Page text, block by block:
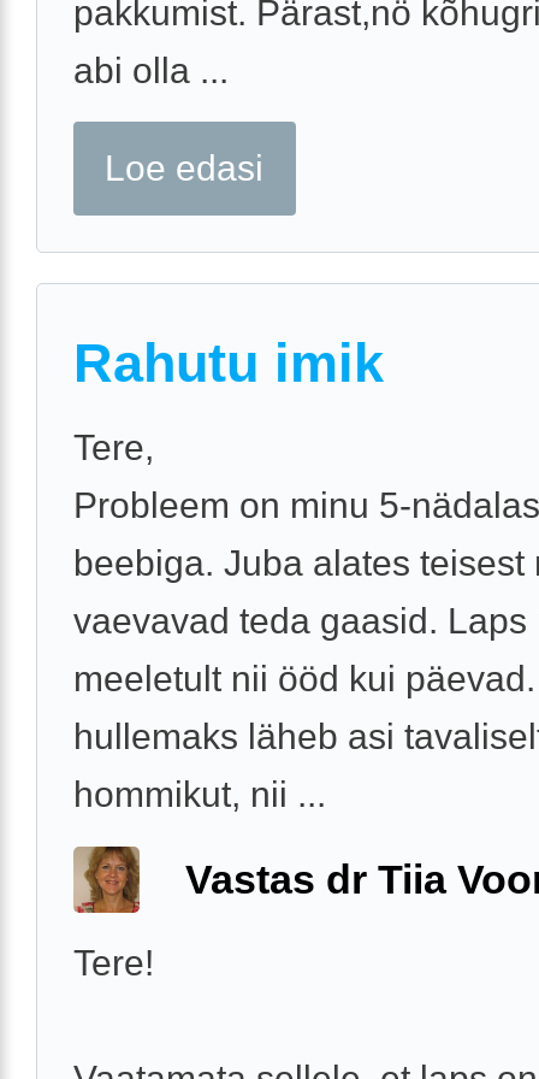
pakkumist. Pärast,nö
abi olla ...
Loe edasi
Rahutu imik
Tere,
Probleem on minu 5-
beebiga. Juba alates teisest
vaevavad teda gaasid. Laps
meeletult nii ööd kui
hullemaks läheb asi
hommikut, nii ...
Vastas dr Tiia
Tere!